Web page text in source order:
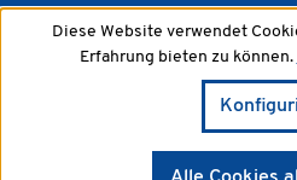
Diese Website verwendet
Erfahrung bieten zu können.